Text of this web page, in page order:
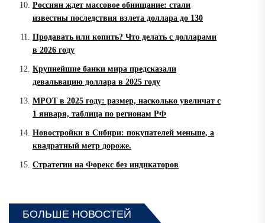
Россиян ждет массовое обнищание: стали
известны последствия взлета доллара до 130
Продавать или копить? Что делать с долларами
в 2026 году
Крупнейшие банки мира предсказали
девальвацию доллара в 2025 году
МРОТ в 2025 году: размер, насколько увеличат с
1 января, таблица по регионам РФ
Новостройки в Сибири: покупателей меньше, а
квадратный метр дороже.
Стратегии на Форекс без индикаторов
БОЛЬШЕ НОВОСТЕЙ